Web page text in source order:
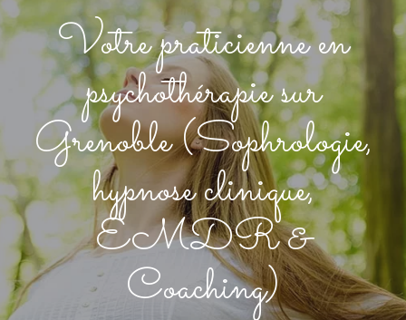
Votre praticienne en
psychothérapie sur
Grenoble (Sophrologie,
hypnose clinique,
EMDR &
Coaching)